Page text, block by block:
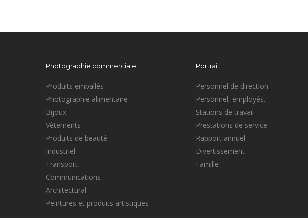
Photographie commerciale
Produits emballés
Photographie alimentaire
Bijoux
Vêtements
Produits de beauté
Industriel
Transport
Communications
Architectural
Peintures et produits artistiques
Portrait
Personnel de direction
Personnel, employés.
Stations de travail
Prestations de service
Rapport annuel
Divertissement
Famille